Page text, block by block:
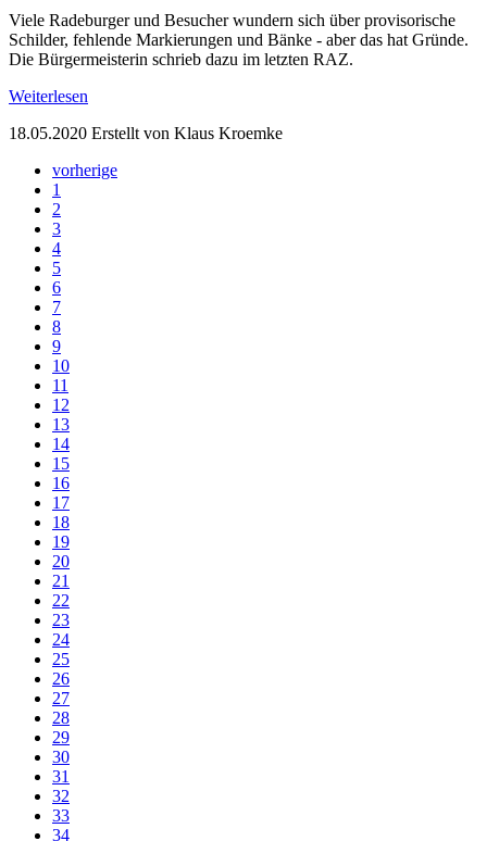
Viele Radeburger und Besucher wundern sich über provisorische
Schilder, fehlende Markierungen und Bänke - aber das hat Gründe.
Die Bürgermeisterin schrieb dazu im letzten RAZ.
Weiterlesen
18.05.2020 Erstellt von Klaus Kroemke
vorherige
1
2
3
4
5
6
7
8
9
10
11
12
13
14
15
16
17
18
19
20
21
22
23
24
25
26
27
28
29
30
31
32
33
34